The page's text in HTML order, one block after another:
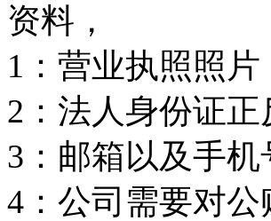
资料，
1：营业执照照片
2：法人身份证正
3：邮箱以及手机
4：公司需要对